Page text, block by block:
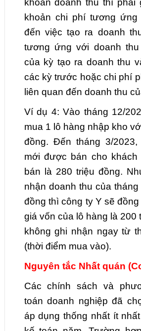
khoản doanh thu thì phải
khoản chi phí tương ứng
đến việc tạo ra doanh
tương ứng với doanh
của kỳ tạo ra doanh thu
các kỳ trước hoặc chi phí
liên quan đến doanh thu
Ví dụ 4: Vào tháng 12/
mua 1 lô hàng nhập kho
đồng. Đến tháng 3/
mới được bán cho
bán là 280 triệu đồng.
nhận doanh thu của
đồng thì công ty Y sẽ
giá vốn của lô hàng là 200
không ghi nhận ngay từ
(thời điểm mua vào).
Nguyên tắc Nhất quán
Các chính sách và
toán doanh nghiệp đã
áp dụng thống nhất ít